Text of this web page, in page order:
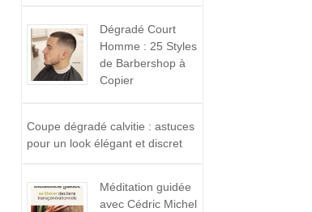
Dégradé Court
Homme : 25 Styles
de Barbershop à
Copier
Coupe dégradé calvitie : astuces
pour un look élégant et discret
Méditation guidée
avec Cédric Michel